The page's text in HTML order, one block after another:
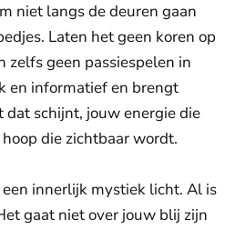
niet langs de deuren gaan
Laten het geen koren op
zelfs geen passiespelen in
en informatief en brengt
schijnt, jouw energie die
die zichtbaar wordt.
innerlijk mystiek licht. Al is
gaat niet over jouw blij zijn